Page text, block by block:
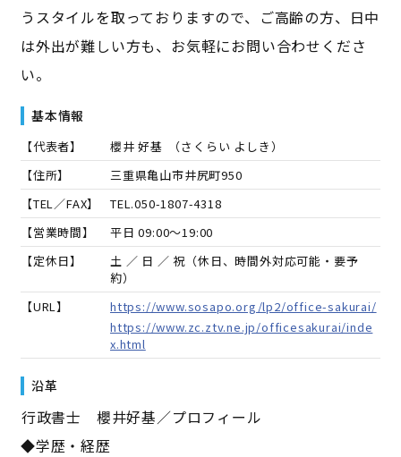
うスタイルを取っておりますので、ご高齢の方、日中
は外出が難しい方も、お気軽にお問い合わせくださ
い。
基本情報
【代表者】 櫻井 好基 （さくらい よしき）
【住所】
三重県亀山市井尻町950
【TEL／FAX】
TEL.050-1807-4318
【営業時間】
平日 09:00～19:00
【定休日】
土 ／ 日 ／ 祝（休日、時間外対応可能・要予
約）
【URL】
https://www.sosapo.org/lp2/office-sakurai/
https://www.zc.ztv.ne.jp/officesakurai/inde
x.html
沿革
――行政書士 櫻井好基／プロフィール――
◆学歴・経歴